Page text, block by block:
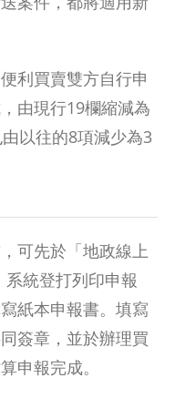
利買賣雙方自行申
由現行19欄縮減為
以往的8項減少為3
可先於「地政線上
統登打列印申報
紙本申報書。填寫
簽章，並於辦理買
申報完成。